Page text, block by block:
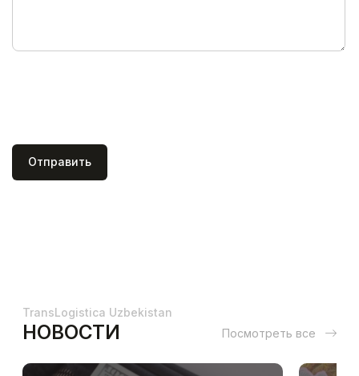
Отправить
TransLogistica Uzbekistan
НОВОСТИ Посмотреть все